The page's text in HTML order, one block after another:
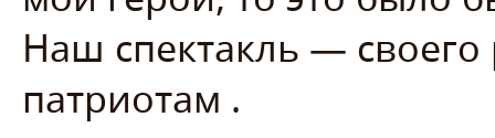
Наш спектакль —
патриотам .